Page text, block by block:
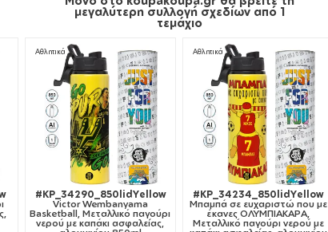
μεγαλύτερη συλλογή σχεδίων από 1
τεμάχιο
Αθλητικά
#KP_34290_850lidYellow
Victor Wembanyama
Basketball, Μεταλλικό παγούρι
νερού με καπάκι ασφαλείας,
Αθλητικά
#KP_34234_850lidYellow
Μπαμπά σε ευχαριστώ που με
έκανες ΟΛΥΜΠΙΑΚΑΡΑ,
Μεταλλικό παγούρι νερού με